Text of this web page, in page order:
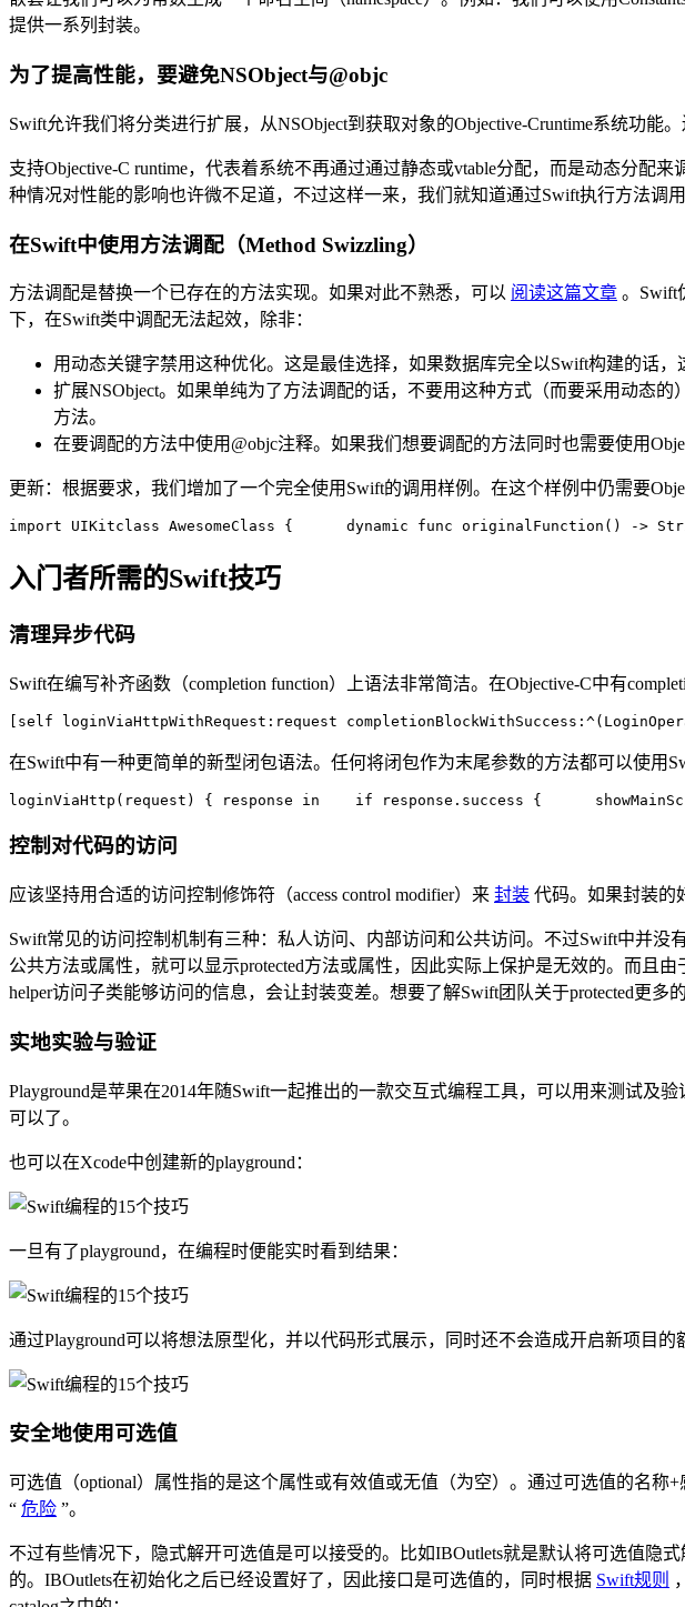
提供一系列封装。
为了提高性能，要避免NSObject与@objc
Swift允许我们将分类进行扩展，从NSObject到获取对象的Objective-Cruntime系统功能
支持Objective-C runtime，代表着系统不再通过通过静态或vtable分配，而是动态分配
种情况对性能的影响也许微不足道，不过这样一来，我们就知道通过Swift执行方法调用
在Swift中使用方法调配（Method Swizzling）
方法调配是替换一个已存在的方法实现。如果对此不熟悉，可以 阅读这篇文章 。Swift
下，在Swift类中调配无法起效，除非：
用动态关键字禁用这种优化。这是最佳选择，如果数据库完全以Swift构建的话，
扩展NSObject。如果单纯为了方法调配的话，不要用这种方式（而要采用动态
方法。
在要调配的方法中使用@objc注释。如果我们想要调配的方法同时也需要使用
更新：根据要求，我们增加了一个完全使用Swift的调用样例。在这个样例中仍需要
import UIKitclass AwesomeClass {      dynamic func originalFunction () ->
入门者所需的Swift技巧
清理异步代码
Swift在编写补齐函数（completion function）上语法非常简洁。在Objective-C中有
self loginViaHttpWithRequest:request
在Swift中有一种更简单的新型闭包语法。任何将闭包作为末尾参数的方法都可以使用
loginViaHttp( request) { response in if response.success {
控制对代码的访问
应该坚持用合适的访问控制修饰符（access control modifier）来 封装 代码。如果封装的
Swift常见的访问控制机制有三种：私人访问、内部访问和公共访问。不过Swift中并
公共方法或属性，就可以显示protected方法或属性，因此实际上保护是无效的。而且
helper访问子类能够访问的信息，会让封装变差。想要了解Swift团队关于protected更多
实地实验与验证
Playground是苹果在2014年随Swift一起推出的一款交互式编程工具，可以用来测试及
可以了。
也可以在Xcode中创建新的playground：
一旦有了playground，在编程时便能实时看到结果：
通过Playground可以将想法原型化，并以代码形式展示，同时还不会造成开启新项目的
安全地使用可选值
可选值（optional）属性指的是这个属性或有效值或无值（为空）。通过可选值的名
“ 危险 ”。
不过有些情况下，隐式解开可选值是可以接受的。比如IBOutlets就是默认将可选值隐
的。IBOutlets在初始化之后已经设置好了，因此接口是可选值的，同时根据 Swift规则